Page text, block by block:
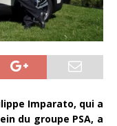
Imparato, qui a
du groupe PSA, a